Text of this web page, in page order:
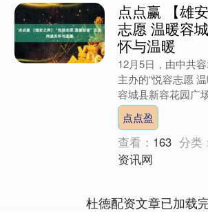
点点赢 【雄
志愿 温暖容
怀与温暖
12月5日，由中共
主办的“悦容志愿
容城县新容花园广
聚容城县公益协会
务中心、容城县爱宝
点点盈
查看： 163 分类
资讯网
杜德配资文章已加载